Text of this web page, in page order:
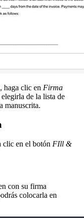
haga clic en Firma
de la lista de
manuscrita.
clic en el botón FIll &
con su firma
colocarla en